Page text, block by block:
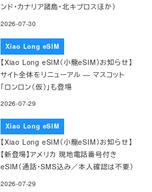
ンド・カナリア諸島・北キプロスほか）
2026-07-30
Xiao Long eSIM
【Xiao Long eSIM（小龍eSIM）お知らせ】
サイト全体をリニューアル — マスコット
「ロンロン（仮）」も登場
2026-07-29
Xiao Long eSIM
【Xiao Long eSIM（小龍eSIM）お知らせ】
【新登場】アメリカ 現地電話番号付き
eSIM（通話・SMS込み／本人確認は不要）
2026-07-29